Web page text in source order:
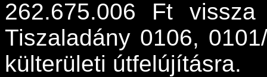
262.675.006 Ft
Tiszaladány 0106,
külterületi útfelújításra.